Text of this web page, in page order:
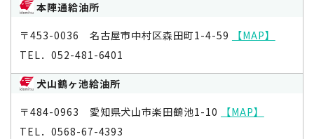
本陣通給油所
〒453-0036 名古屋市中村区森田町1-4-59
【MAP】
TEL．052-481-6401
犬山鶴ヶ池給油所
〒484-0963 愛知県犬山市楽田鶴池1-10
【MAP】
TEL．0568-67-4393